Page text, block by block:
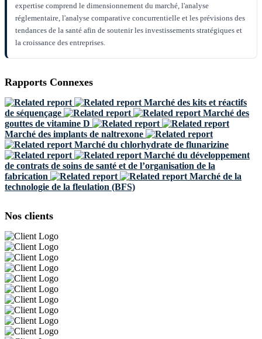
expertise comprend le dimensionnement du marché, l'analyse
réglementaire, l'analyse comparative concurrentielle et les prévisions des
tendances de la santé afin de soutenir les investissements stratégiques et
la croissance des entreprises.
Rapports Connexes
Marché des kits et réactifs
de séquençage
Marché des
gouttes de vitamine D
Marché des implants de naltrexone
Marché du chlorhydrate de flunarizine
Marché du développement
de contrats de soins de santé et de l’organisation de la
fabrication
Marché de la
technologie de la fleulation (BFS)
Nos clients